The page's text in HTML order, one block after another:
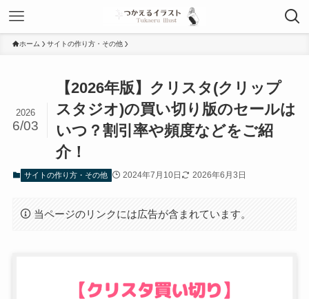
ホーム サイトの作り方・その他
【2026年版】クリスタ(クリップ
スタジオ)の買い切り版のセールは
いつ？割引率や頻度などをご紹
介！
2026
6/03
サイトの作り方・その他 2024年7月10日 2026年6月3日
当ページのリンクには広告が含まれています。